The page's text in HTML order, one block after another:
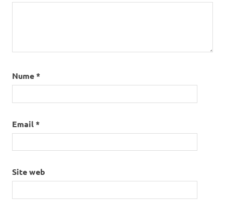
Nume*
Email*
Site web